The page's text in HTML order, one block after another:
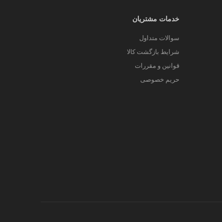
خدمات مشتریان
سوالات متداول
شرایط بازگشت کالا
قوانین و مقررات
حریم خصوصی